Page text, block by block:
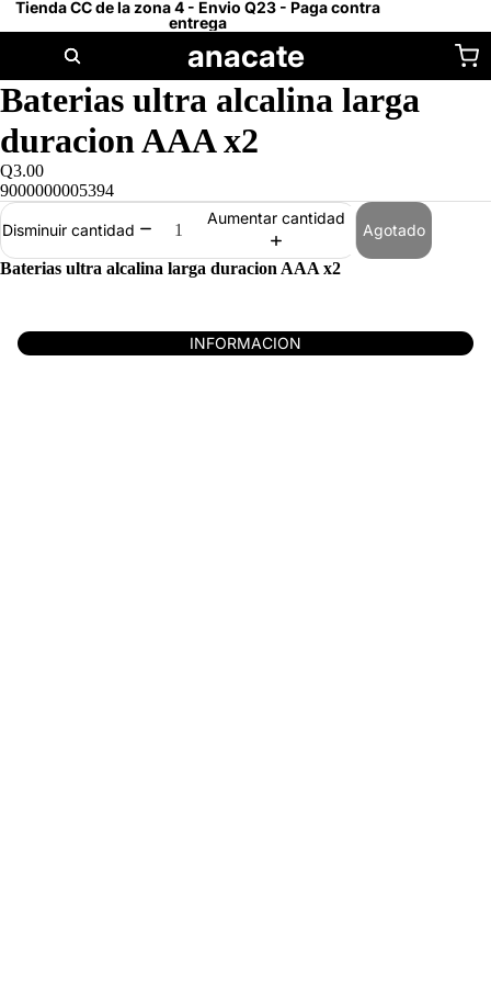
Tienda CC de la zona 4 - Envio Q23 - Paga contra
entrega
anacate
Baterias ultra alcalina larga
duracion AAA x2
Q3.00
9000000005394
Disminuir cantidad
Aumentar cantidad
Agotado
Baterias ultra alcalina larga duracion AAA x2
INFORMACION